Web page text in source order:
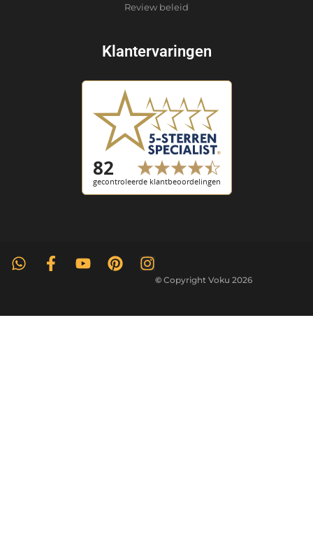
Review beleid
Klantervaringen
© Copyright Voku 2026